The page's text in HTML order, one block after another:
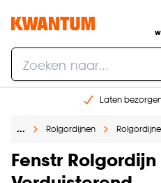
Laten
Gratis raam advies
… Rolgordijnen
Fenstr